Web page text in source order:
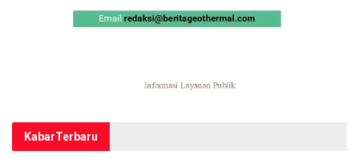
KabarTerbaru